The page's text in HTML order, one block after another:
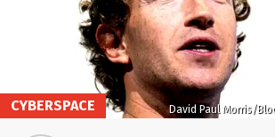
David Paul Morris/
CYBERSPACE